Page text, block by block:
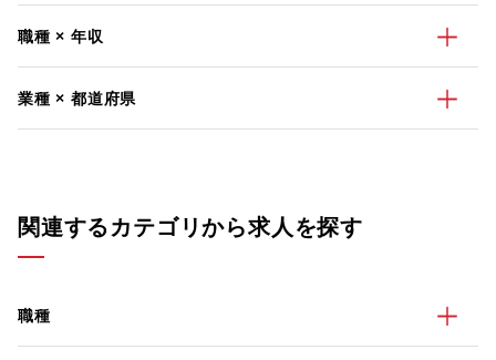
職種 × 年収
業種 × 都道府県
関連するカテゴリから求人を探す
職種